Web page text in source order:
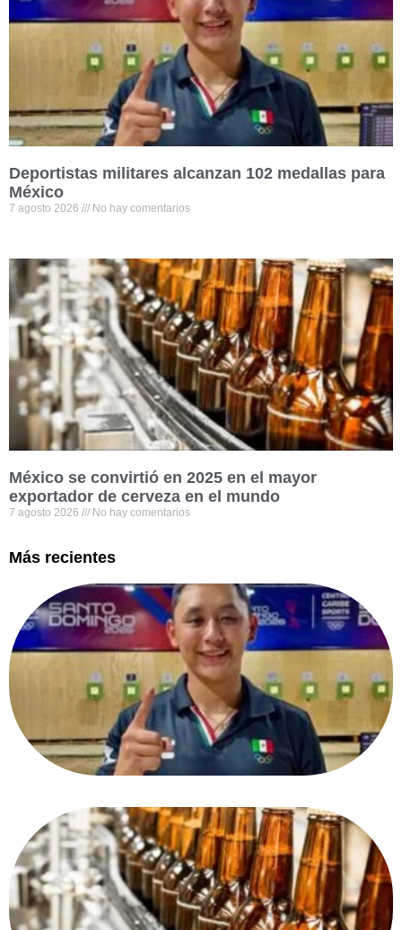
Deportistas militares alcanzan 102 medallas para
México
7 agosto 2026 No hay comentarios
México se convirtió en 2025 en el mayor
exportador de cerveza en el mundo
7 agosto 2026 No hay comentarios
Más recientes